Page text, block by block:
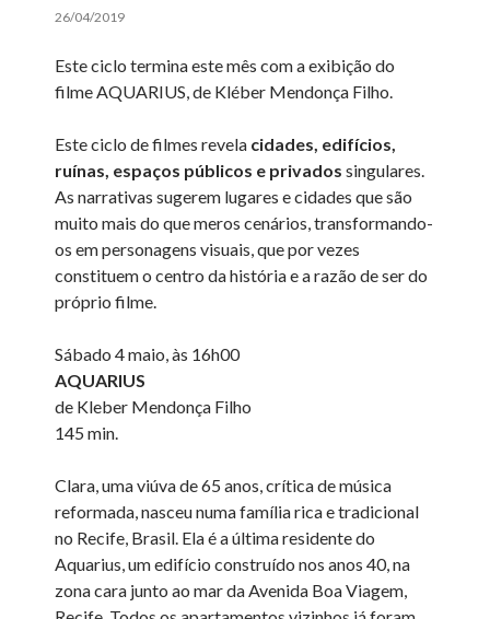
26/04/2019
Este ciclo termina este mês com a exibição do
filme AQUARIUS, de Kléber Mendonça Filho.
Este ciclo de filmes revela cidades, edifícios,
ruínas, espaços públicos e privados singulares.
As narrativas sugerem lugares e cidades que são
muito mais do que meros cenários, transformando-
os em personagens visuais, que por vezes
constituem o centro da história e a razão de ser do
próprio filme.
Sábado 4 maio, às 16h00
AQUARIUS
de Kleber Mendonça Filho
145 min.
Clara, uma viúva de 65 anos, crítica de música
reformada, nasceu numa família rica e tradicional
no Recife, Brasil. Ela é a última residente do
Aquarius, um edifício construído nos anos 40, na
zona cara junto ao mar da Avenida Boa Viagem,